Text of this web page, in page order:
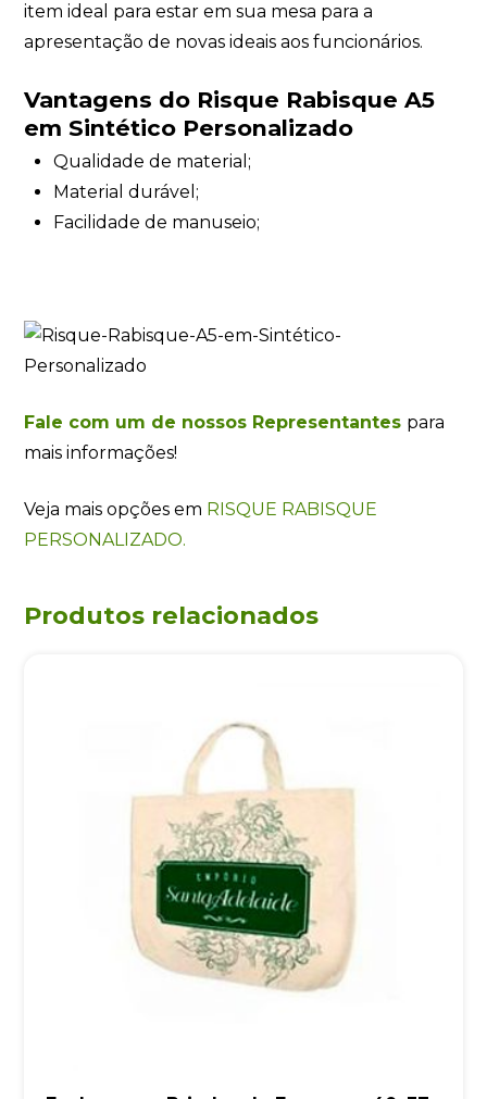
item ideal para estar em sua mesa para a
apresentação de novas ideais aos funcionários.
Vantagens do Risque Rabisque A5
em Sintético Personalizado
Qualidade de material;
Material durável;
Facilidade de manuseio;
Fale com um de nossos Representantes para
mais informações!
Veja mais opções em RISQUE RABISQUE
PERSONALIZADO.
Produtos relacionados